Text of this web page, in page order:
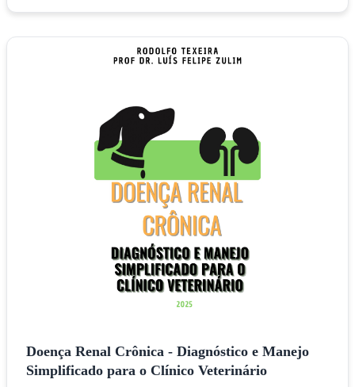
Doença Renal Crônica - Diagnóstico e Manejo
Simplificado para o Clínico Veterinário